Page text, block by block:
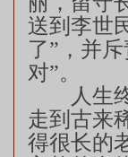
送到李世
了”，并
对”。
人生终
走到古来
得很长的